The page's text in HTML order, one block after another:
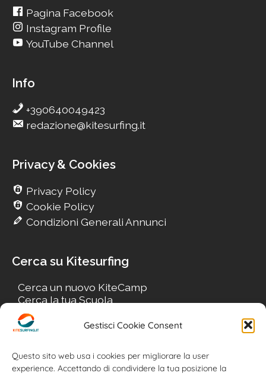
Gestisci Cookie Consent
Questo sito web usa i cookies per migliorare la user
experience. Accettando di condividere la tua posizione la
Pagina Facebook
Instagram Profile
YouTube Channel
Info
+390640049423
redazione@kitesurfing.it
Privacy & Cookies
Privacy Policy
Cookie Policy
Condizioni Generali Annunci
Cerca su Kitesurfing
Cerca un nuovo KiteCamp
Cerca la tua Scuola
Cerca il tuo KiteSpot
Cerca Accommodation
Cerca il tuo Usato